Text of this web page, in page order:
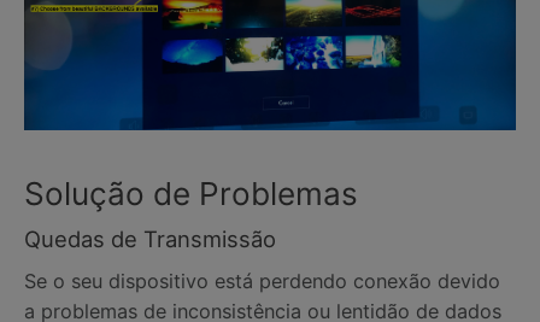
Solução de Problemas
Quedas de Transmissão
Se o seu dispositivo está perdendo conexão devido
a problemas de inconsistência ou lentidão de dados